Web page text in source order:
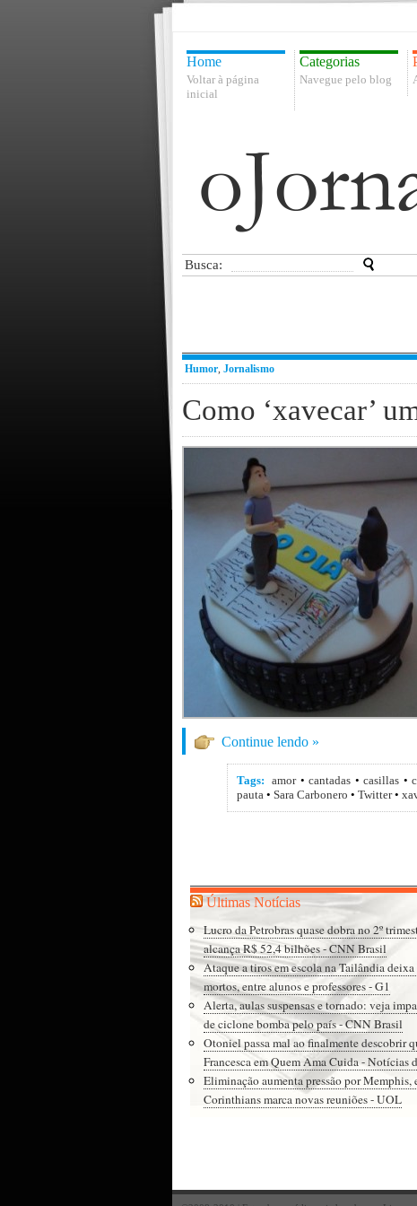
Home
Voltar à página
inicial
Categorias
Navegue pelo blog
Busca:
Humor, Jornalismo
Como ‘xavecar’
Continue lendo »
Tags: amor•cantadas •casillas •
pauta • Sara Carbonero • Twitter•
Últimas Notícias
Lucro da Petrobras quase dobra no 2º
alcança R$ 52,4 bilhões - CNN Brasil
Ataque a tiros em escola na Tailândia deixa
mortos, entre alunos e professores - G1
Alerta, aulas suspensas e tornado: veja
de ciclone bomba pelo país - CNN Brasil
Otoniel passa mal ao finalmente descobrir
Francesca em Quem Ama Cuida - Notícias
Eliminação aumenta pressão por Memphis,
Corinthians marca novas reuniões - UOL